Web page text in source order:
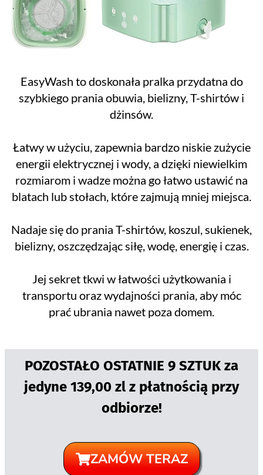
EasyWash to doskonała pralka przydatna do
szybkiego prania obuwia, bielizny, T-shirtów i
dżinsów.
Łatwy w użyciu, zapewnia bardzo niskie zużycie
energii elektrycznej i wody, a dzięki niewielkim
rozmiarom i wadze można go łatwo ustawić na
blatach lub stołach, które zajmują mniej miejsca.
Nadaje się do prania T-shirtów, koszul, sukienek,
bielizny, oszczędzając siłę, wodę, energię i czas.
Jej sekret tkwi w łatwości użytkowania i
transportu oraz wydajności prania, aby móc
prać ubrania nawet poza domem.
POZOSTAŁO OSTATNIE 9 SZTUK za
jedyne 139,00 zl z płatnością przy
odbiorze!
ZAMÓW TERAZ